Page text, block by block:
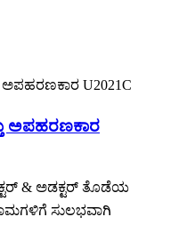
ಅಪಹರಣಕಾರ
& ಅಡಕ್ಟರ್ ತೊಡೆಯ
ಸುಲಭವಾಗಿ